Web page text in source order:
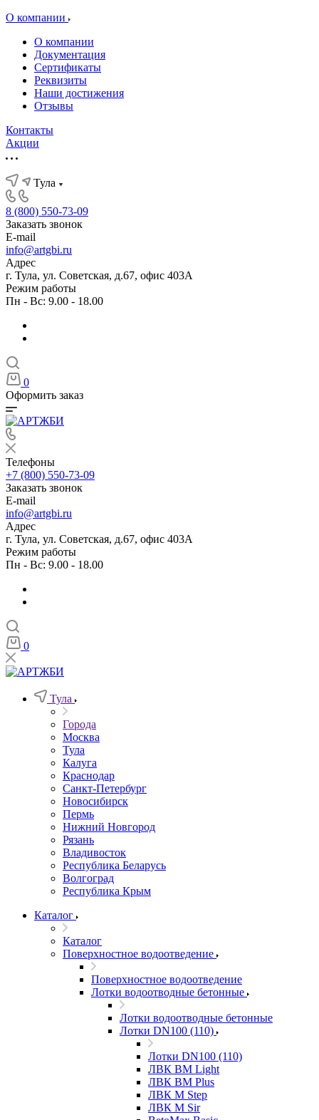
О компании
О компании
Документация
Сертификаты
Реквизиты
Наши достижения
Отзывы
Контакты
Акции
Тула
8 (800) 550-73-09
Заказать звонок
E-mail
info@artgbi.ru
Адрес
г. Тула, ул. Советская, д.67, офис 403А
Режим работы
Пн - Вс: 9.00 - 18.00
0
Оформить заказ
Телефоны
+7 (800) 550-73-09
Заказать звонок
E-mail
info@artgbi.ru
Адрес
г. Тула, ул. Советская, д.67, офис 403А
Режим работы
Пн - Вс: 9.00 - 18.00
0
Тула
Города
Москва
Тула
Калуга
Краснодар
Санкт-Петербург
Новосибирск
Пермь
Нижний Новгород
Рязань
Владивосток
Республика Беларусь
Волгоград
Республика Крым
Каталог
Каталог
Поверхностное водоотведение
Поверхностное водоотведение
Лотки водоотводные бетонные
Лотки водоотводные бетонные
Лотки DN100 (110)
Лотки DN100 (110)
ЛВК ВМ Light
ЛВК ВМ Plus
ЛВК М Step
ЛВК М Sir